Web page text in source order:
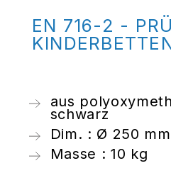
EN 716-2 -
aus
schwarz
Dim. : Ø 250
Masse : 10 kg